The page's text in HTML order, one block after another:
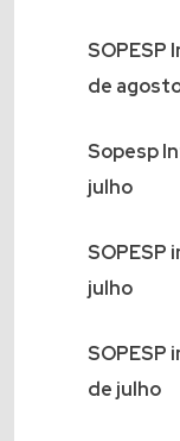
SOPESP
de
Sopesp
julho
SOPESP
julho
SOPESP
de julho